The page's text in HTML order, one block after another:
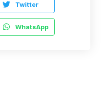
Twitter
WhatsApp